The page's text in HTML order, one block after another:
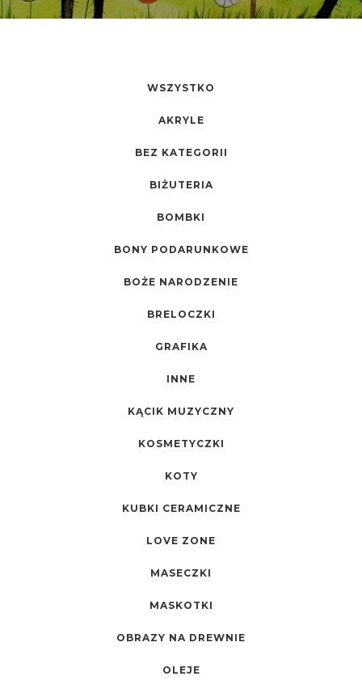
WSZYSTKO
AKRYLE
BEZ KATEGORII
BIŻUTERIA
BOMBKI
BONY PODARUNKOWE
BOŻE NARODZENIE
BRELOCZKI
GRAFIKA
INNE
KĄCIK MUZYCZNY
KOSMETYCZKI
KOTY
KUBKI CERAMICZNE
LOVE ZONE
MASECZKI
MASKOTKI
OBRAZY NA DREWNIE
OLEJE